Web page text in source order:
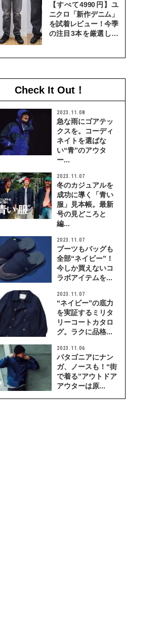
【すべて4990円】ユ
ニクロ「新作デニム」
を試着レビュー！今季
の注目3本を厳選して
Check It Out！
2023.11.08
急な雨にゴアテッ
クスを。コーディ
ネイトを選ばな
い“青”のアウタ
ー...
2023.11.07
冬のカジュアルを
成功に導く「青い
服」見本帳。最新
号の見どころと
編...
2023.11.07
ブーツもバッグも
全部“ネイビー”！
今しか買えないコ
ラボアイテムを...
2023.11.07
“ネイビー”の底力
を実証するミリタ
リーコートカタロ
グ。ラクに品格...
2023.11.06
パタゴニアにナン
ガ、ノースも！“街
で着る”アウトドア
アウターは原...